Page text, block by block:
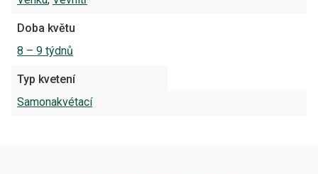
Doba květu
8 – 9 týdnů
Typ kvetení
Samonakvétací